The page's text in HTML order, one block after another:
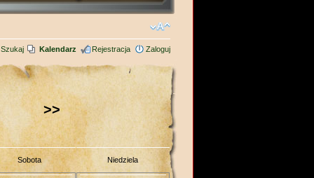
Szukaj Kalendarz Rejestracja Zaloguj
>>
Sobota Niedziela